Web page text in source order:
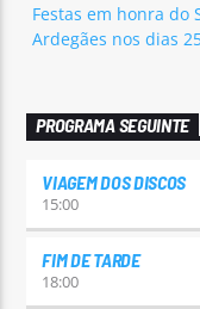
Festas em honra do
Ardegães nos dias
PROGRAMA SEGUINTE
VIAGEM DOS DISCOS
15:00
FIM DE TARDE
18:00